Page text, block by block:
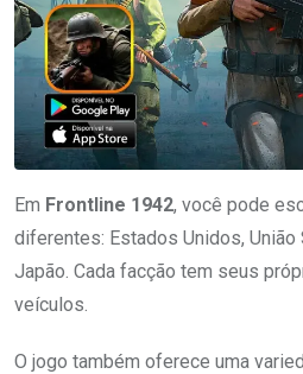
Em Frontline 1942, você pode
diferentes: Estados Unidos, União
Japão. Cada facção tem seus
veículos.
O jogo também oferece uma